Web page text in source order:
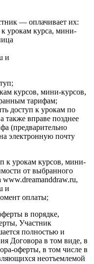
— оплачивает их:
урокам курса, мини-
и
курсов, мини-курсов,
тарифам;
доступ к урокам по
вправе позднее
(предварительно
электронную почту
к урокам курсов, мини-
от выбранного
и
оплаты;
в порядке,
Участник
полностью и
Договора в том виде, в
оферты, в том числе в
неотъемлемой